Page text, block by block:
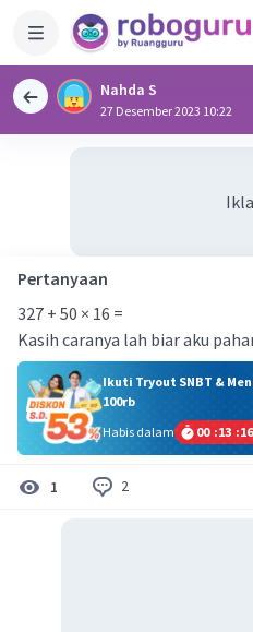
Nahda S
27 Desember 2023 10:22
Pertanyaan
327 + 50 × 16 =
Kasih caranya lah biar aku
Ikuti Tryout SNBT &
100rb
Habis dalam
00 :13 :16
1 2